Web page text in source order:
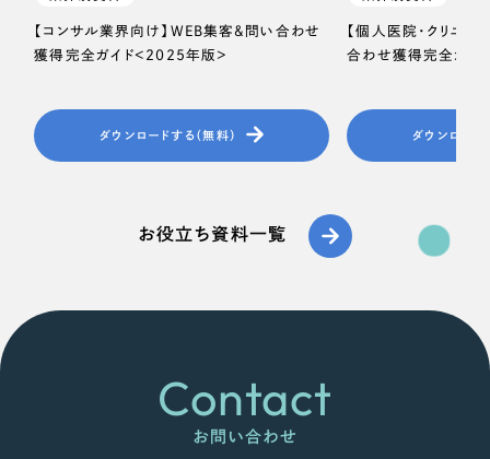
【コンサル業界向け】WEB集客＆問い合わせ
獲得完全ガイド＜2025年版＞
ダウンロードする（無料）
【個人医院・クリニッ
合わせ獲得完全ガイ
ダウンロード
お役立ち資料一覧
Contact
お問い合わせ